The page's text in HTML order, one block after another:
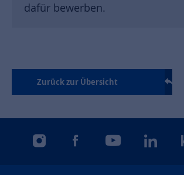
dafür bewerben.
Zurück zur Übersicht
instagramfacebookyoutube